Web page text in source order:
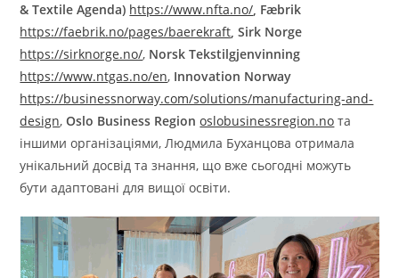
& Textile Agenda) https://www.nfta.no/, Fæbrik
https://faebrik.no/pages/baerekraft, Sirk Norge
https://sirknorge.no/, Norsk Tekstilgjenvinning
https://www.ntgas.no/en, Innovation Norway
https://businessnorway.com/solutions/manufacturing-and-
design,Oslo Business Region oslobusinessregion.no та
іншими організаціями, Людмила Буханцова отримала
унікальний досвід та знання, що вже сьогодні можуть
бути адаптовані для вищої освіти.